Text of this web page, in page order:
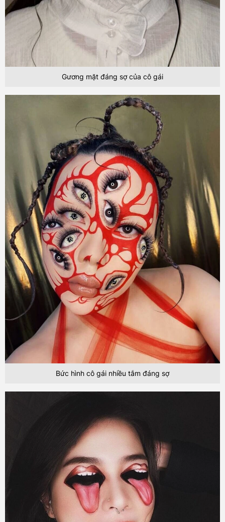
Gương mặt đáng sợ của cô gái
Bức hình cô gái nhiều tắm đáng sợ